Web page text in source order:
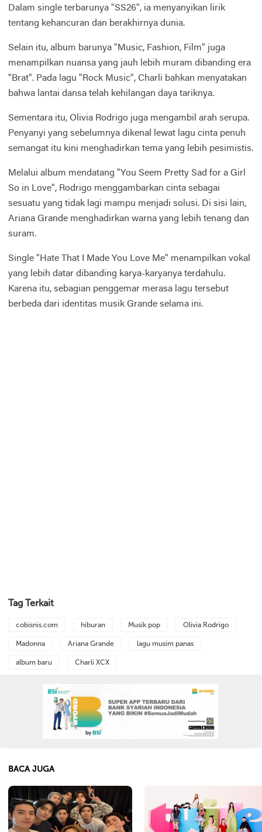
Dalam single terbarunya "SS26", ia menyanyikan lirik
tentang kehancuran dan berakhirnya dunia.
Selain itu, album barunya "Music, Fashion, Film" juga
menampilkan nuansa yang jauh lebih muram dibanding era
"Brat". Pada lagu "Rock Music", Charli bahkan menyatakan
bahwa lantai dansa telah kehilangan daya tariknya.
Sementara itu, Olivia Rodrigo juga mengambil arah serupa.
Penyanyi yang sebelumnya dikenal lewat lagu cinta penuh
semangat itu kini menghadirkan tema yang lebih pesimistis.
Melalui album mendatang "You Seem Pretty Sad for a Girl
So in Love", Rodrigo menggambarkan cinta sebagai
sesuatu yang tidak lagi mampu menjadi solusi. Di sisi lain,
Ariana Grande menghadirkan warna yang lebih tenang dan
suram.
Single "Hate That I Made You Love Me" menampilkan vokal
yang lebih datar dibanding karya-karyanya terdahulu.
Karena itu, sebagian penggemar merasa lagu tersebut
berbeda dari identitas musik Grande selama ini.
Tag Terkait
cobisnis.com hiburan Musik pop Olivia Rodrigo
Madonna Ariana Grande lagu musim panas
album baru Charli XCX
BACA JUGA